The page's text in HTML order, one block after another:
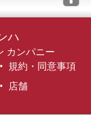
ハ
カンパニー
規約・同意事項
店舗